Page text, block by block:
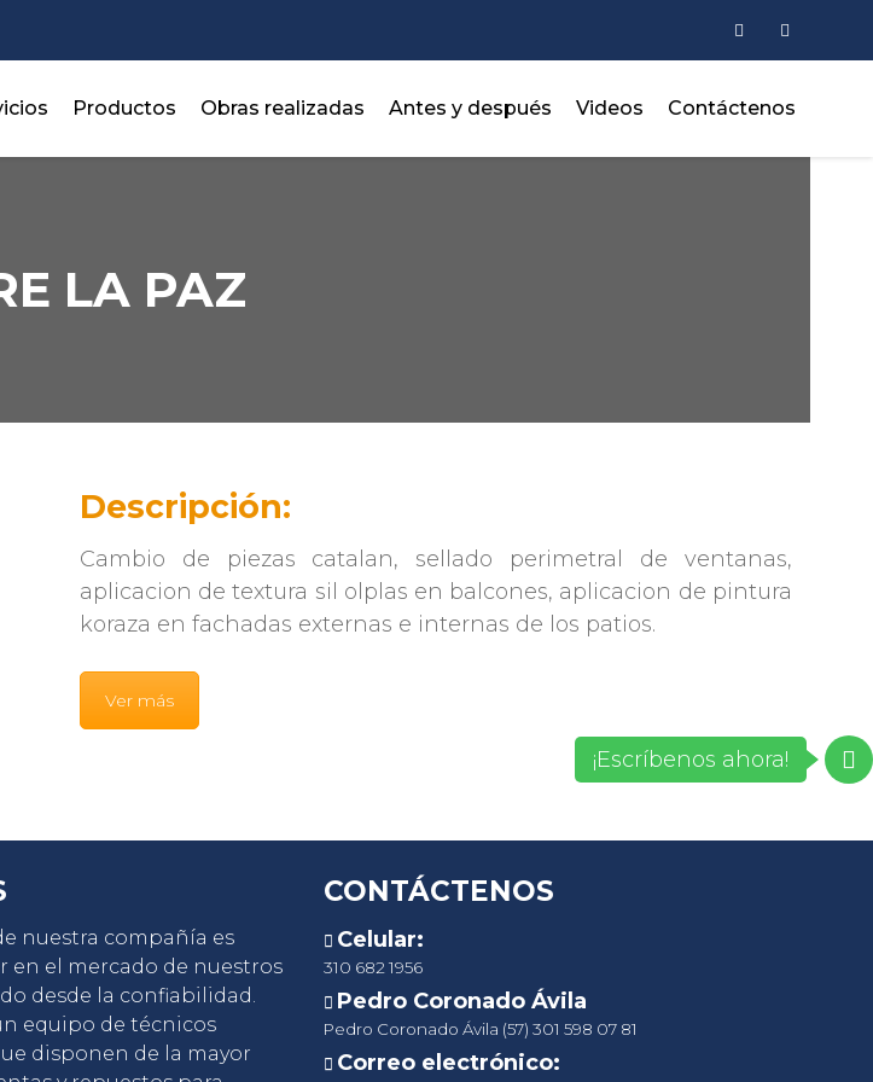
Productos Obras realizadas Antes y después Videos Contáctenos
¡Escríbenos ahora!
LA PAZ
Descripción:
Cambio de piezas catalan, sellado perimetral de ventanas,
aplicacion de textura sil olplas en balcones, aplicacion de pintura
koraza en fachadas externas e internas de los patios.
Ver más
nuestra compañía es
en el mercado de nuestros
desde la confiabilidad.
equipo de técnicos
disponen de la mayor
CONTÁCTENOS
Celular:
310 682 1956
Pedro Coronado Ávila
Pedro Coronado Ávila (57) 301 598 07 81
Correo electrónico: